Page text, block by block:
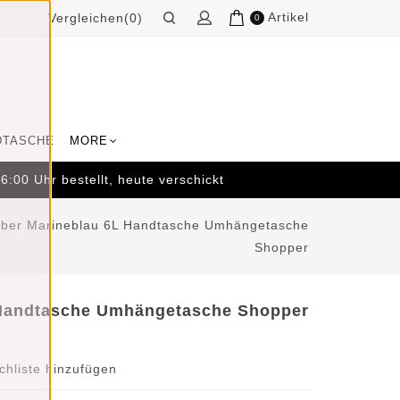
0 Artikel
Vergleichen(0)
MORE
Uhr bestellt, heute verschickt
Marineblau 6L Handtasche Umhängetasche
Shopper
Umhängetasche Shopper
hinzufügen